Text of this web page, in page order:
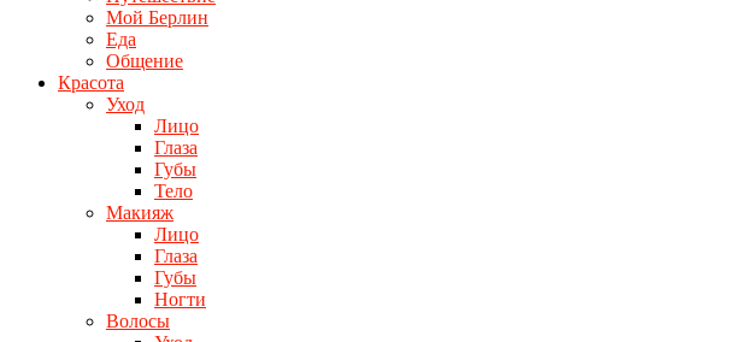
Мой Берлин
Еда
Общение
Красота
Уход
Лицо
Глаза
Губы
Тело
Макияж
Лицо
Глаза
Губы
Ногти
Волосы